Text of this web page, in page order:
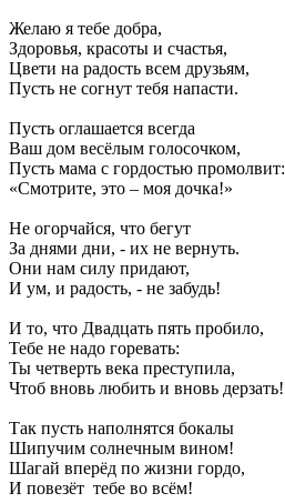
Желаю я тебе добра,
Здоровья, красоты и счастья,
Цвети на радость всем друзьям,
Пусть не согнут тебя напасти.
Пусть оглашается всегда
Ваш дом весёлым голосочком,
Пусть мама с гордостью промолвит:
«Смотрите, это – моя дочка!»
Не огорчайся, что бегут
За днями дни, - их не вернуть.
Они нам силу придают,
И ум, и радость, - не забудь!
И то, что Двадцать пять пробило,
Тебе не надо горевать:
Ты четверть века преступила,
Чтоб вновь любить и вновь дерзать!
Так пусть наполнятся бокалы
Шипучим солнечным вином!
Шагай вперёд по жизни гордо,
И повезёт тебе во всём!